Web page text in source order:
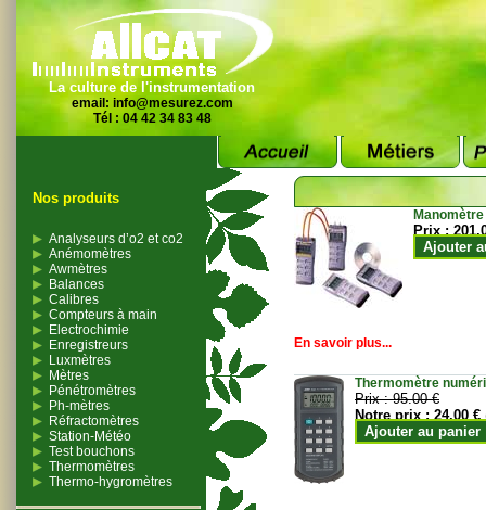
La culture de l'instrumentation
email: info@mesurez.com
Tél : 04 42 34 83 48
Nos produits
Analyseurs d’o2 et co2
Anémomètres
Awmètres
Balances
Calibres
Compteurs à main
Electrochimie
Enregistreurs
Luxmètres
Mètres
Pénétromètres
Ph-mètres
Réfractomètres
Station-Météo
Test bouchons
Thermomètres
Thermo-hygromètres
Prix :
Ajouter
En savoir plus...
Thermomètre
Prix :95.00 €
Notre prix :24.00 €
Ajouter au panier